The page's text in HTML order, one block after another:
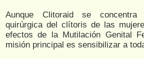
Aunque Clitoraid se
quirúrgica del clítoris de las
efectos de la Mutilación Genital
misión principal es sensibilizar a